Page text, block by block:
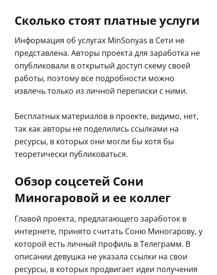
Сколько стоят платные услуги
Информация об услугах MinSonyas в Сети не
представлена. Авторы проекта для заработка не
опубликовали в открытый доступ схему своей
работы, поэтому все подробности можно
извлечь только из личной переписки с ними.
Бесплатных материалов в проекте, видимо, нет,
так как авторы не поделились ссылками на
ресурсы, в которых они могли бы хотя бы
теоретически публиковаться.
Обзор соцсетей Сони
Миногаровой и ее коллег
Главой проекта, предлагающего заработок в
интернете, принято считать Соню Миногарову, у
которой есть личный профиль в Телеграмм. В
описании девушка не указала ссылки на свои
ресурсы, в которых продвигает идеи получения